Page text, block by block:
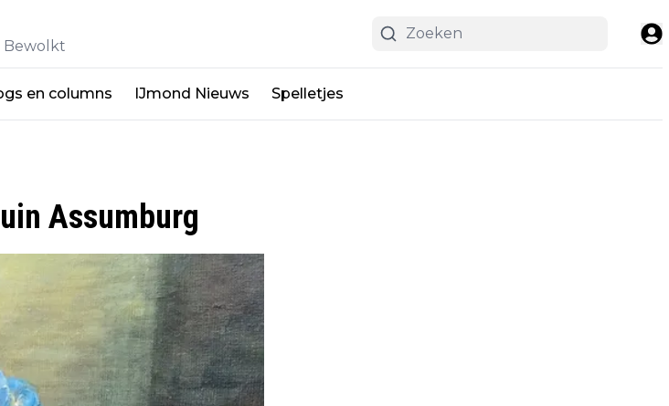
Bewolkt
en columns IJmond Nieuws Spelletjes
Assumburg